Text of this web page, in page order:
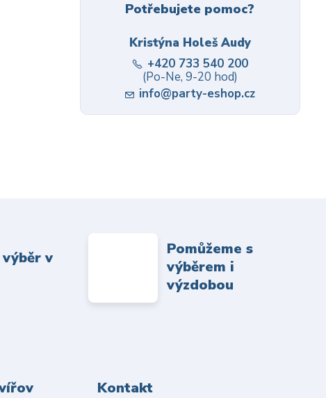
Potřebujete pomoc?
Kristýna Holeš Audy
+420 733 540 200
(Po-Ne, 9-20 hod)
info@party-eshop.cz
v
Pomůžeme s
výběrem i
výzdobou
Kontakt